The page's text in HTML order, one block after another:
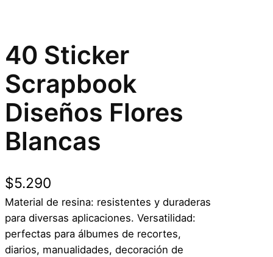
40 Sticker
Scrapbook
Diseños Flores
Blancas
$5.290
Material de resina: resistentes y duraderas
para diversas aplicaciones. Versatilidad:
perfectas para álbumes de recortes,
diarios, manualidades, decoración de